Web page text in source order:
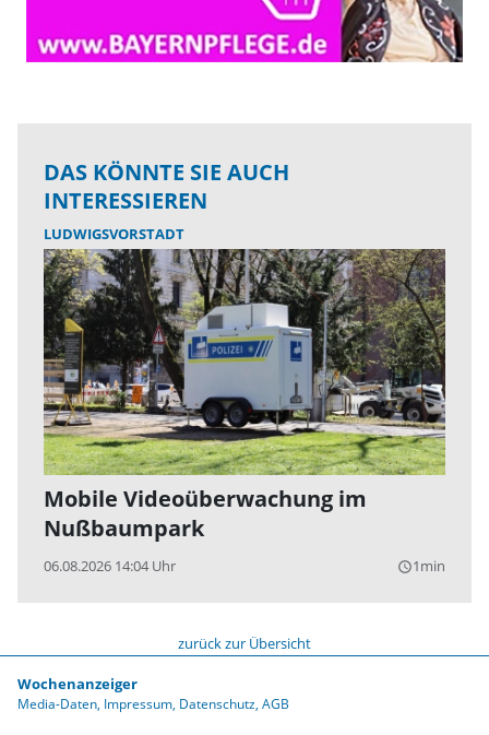
DAS KÖNNTE SIE AUCH
INTERESSIEREN
LUDWIGSVORSTADT
Mobile Videoüberwachung im
Nußbaumpark
06.08.2026 14:04 Uhr query_builder1min
zurück zur Übersicht
Wochenanzeiger
Media-Daten Impressum Datenschutz AGB